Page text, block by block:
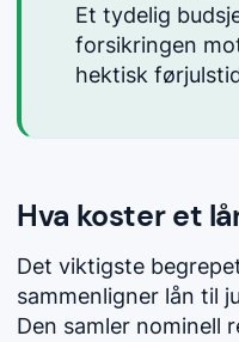
Et tydelig
forsikringen
hektisk
Hva koster et
Det viktigste
sammenligner lån til
Den samler nominell